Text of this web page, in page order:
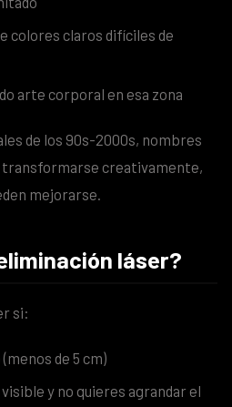
colores claros difíciles de
arte corporal en esa zona
de los 90s-2000s, nombres
transformarse creativamente,
mejorarse.
láser?
si:
de 5 cm)
y no quieres agrandar el